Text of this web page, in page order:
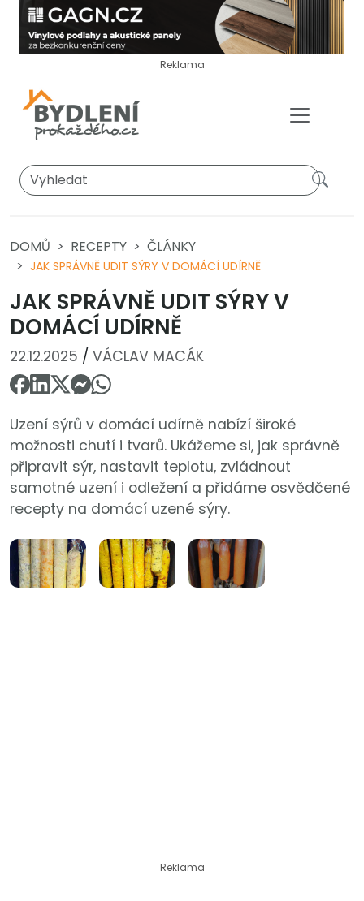
Reklama
DOMŮ RECEPTY ČLÁNKY
JAK SPRÁVNĚ UDIT SÝRY V DOMÁCÍ UDÍRNĚ
JAK SPRÁVNĚ UDIT SÝRY V
DOMÁCÍ UDÍRNĚ
22.12.2025 / VÁCLAV MACÁK
Uzení sýrů v domácí udírně nabízí široké
možnosti chutí i tvarů. Ukážeme si, jak správně
připravit sýr, nastavit teplotu, zvládnout
samotné uzení i odležení a přidáme osvědčené
recepty na domácí uzené sýry.
Reklama